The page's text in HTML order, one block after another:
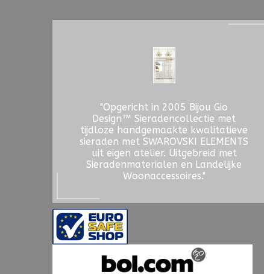
"Opgericht in 2005 Bijou Gio
Design™ Sieradencollectie met
tijdloze handgemaakte kwalitatieve
sieraden met SWAROVSKI ELEMENTS
uit eigen atelier. Uitgebreid met
Sieradenmaterialen en Landelijke
Woonaccessoires."